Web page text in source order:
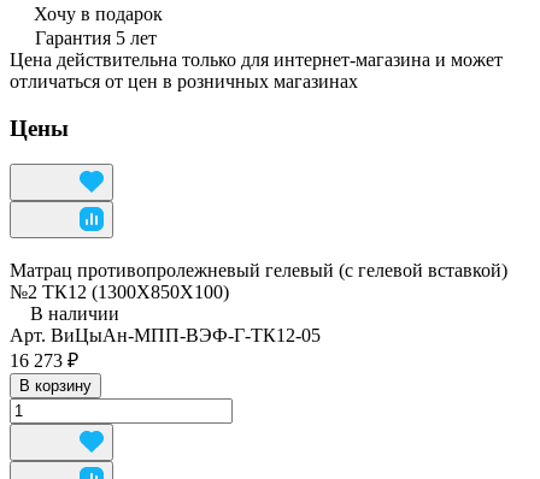
Хочу в подарок
Гарантия 5 лет
Цена действительна только для интернет-магазина и может
отличаться от цен в розничных магазинах
Цены
Матрац противопролежневый гелевый (с гелевой вставкой)
№2 ТК12 (1300Х850Х100)
В наличии
Арт. ВиЦыАн-МПП-ВЭФ-Г-ТК12-05
16 273 ₽
В корзину